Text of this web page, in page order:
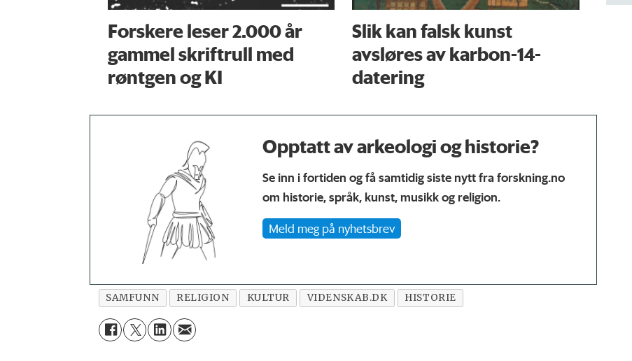
Forskere leser 2.000 år
gammel skriftrull med
røntgen og KI
Slik kan falsk kunst
avsløres av karbon-14-
datering
Opptatt av arkeologi og historie?
Se inn i fortiden og få samtidig siste nytt fra forskning.no
om historie, språk, kunst, musikk og religion.
Meld meg på nyhetsbrev
SAMFUNN RELIGION KULTUR VIDENSKAB.DK HISTORIE